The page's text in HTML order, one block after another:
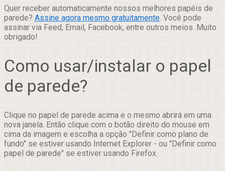
Quer receber automaticamente nossos melhores papéis de
parede? Assine agora mesmo gratuitamente. Você pode
assinar via Feed, Email, Facebook, entre outros meios. Muito
obrigado!
Como usar/instalar o papel
de parede?
Clique no papel de parede acima e o mesmo abrirá em uma
nova janela. Então clique com o botão direito do mouse em
cima da imagem e escolha a opção "Definir como plano de
fundo" se estiver usando Internet Explorer - ou "Definir como
papel de parede" se estiver usando Firefox.